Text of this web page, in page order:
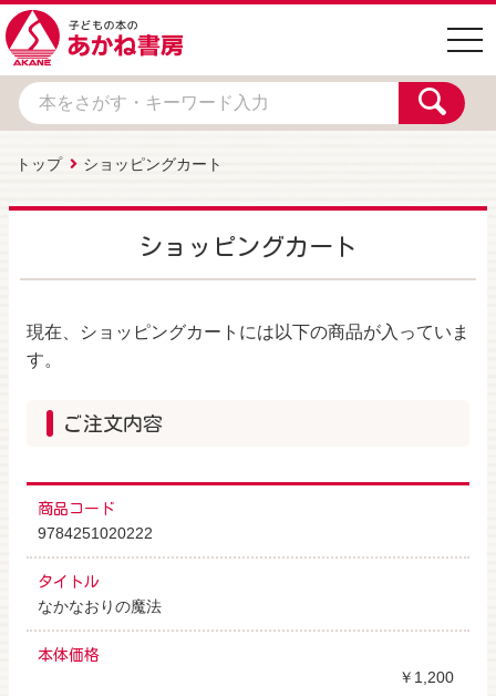
トップ ショッピングカート
ショッピングカート
現在、ショッピングカートには以下の商品が入っていま
す。
ご注文内容
商品コード
9784251020222
タイトル
なかなおりの魔法
本体価格
￥1,200